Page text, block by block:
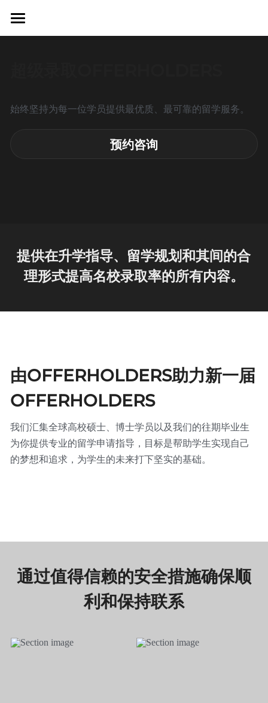
主页
始终坚持为每一位学员提供最优质、最可靠的留学服务。
预约咨询
提供在升学指导、留学规划和其间的合
理形式提高名校录取率的所有内容。
由OFFERHOLDERS助力新一届
OFFERHOLDERS
我们汇集全球高校硕士、博士学员以及我们的往期毕业生
为你提供专业的留学申请指导，目标是帮助学生实现自己
的梦想和追求，为学生的未来打下坚实的基础。
通过值得信赖的安全措施确保顺
利和保持联系